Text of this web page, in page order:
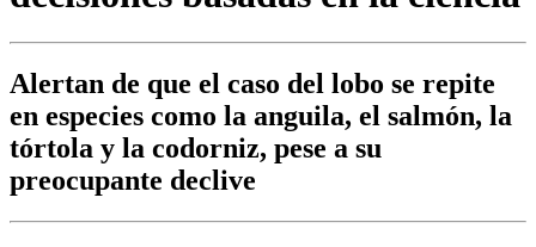
Alertan de que el caso del lobo se repite
en especies como la anguila, el salmón, la
tórtola y la codorniz, pese a su
preocupante declive